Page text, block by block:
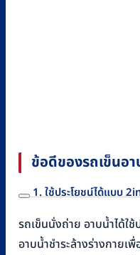
ข้อดีของรถเข็นอ
1. ใช้ประโยชน์ได้แบบ
รถเข็นนั่งถ่าย อาบน้ำได้ใ
อาบน้ำชำระล้างร่างกาย